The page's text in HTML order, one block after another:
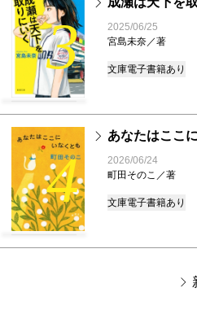
3
2025/06/25
宮島未奈／著
文庫電子書籍あり
4
あなたはここ
2026/06/24
町田そのこ／著
文庫電子書籍あり